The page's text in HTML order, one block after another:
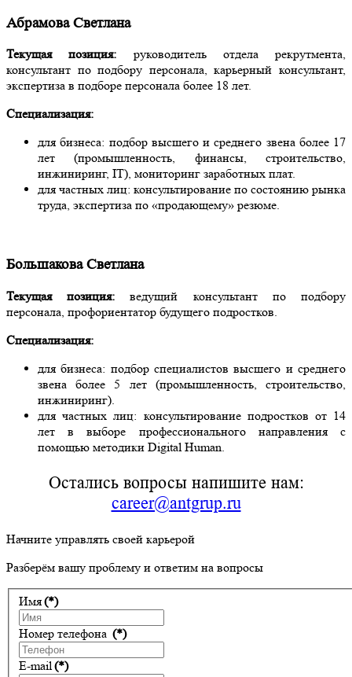
Абрамова Светлана
Текущая позиция: руководитель отдела рекрутмента,
консультант по подбору персонала, карьерный консультант,
экспертиза в подборе персонала более 18 лет.
Специализация:
для бизнеса: подбор высшего и среднего звена более 17
лет (промышленность, финансы, строительство,
инжиниринг, IT), мониторинг заработных плат.
для частных лиц: консультирование по состоянию рынка
труда, экспертиза по «продающему» резюме.
Большакова Светлана
Текущая позиция: ведущий консультант по подбору
персонала, профориентатор будущего подростков.
Специализация:
для бизнеса: подбор специалистов высшего и среднего
звена более 5 лет (промышленность, строительство,
инжиниринг).
для частных лиц: консультирование подростков от 14
лет в выборе профессионального направления с
помощью методики Digital Human.
Остались вопросы напишите нам:
career@antgrup.ru
Начните управлять своей карьерой
Разберём вашу проблему и ответим на вопросы
Имя(*)
Номер телефона (*)
E-mail(*)